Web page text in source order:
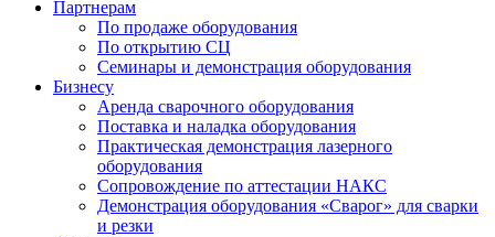
Партнерам
По продаже оборудования
По открытию СЦ
Семинары и демонстрация оборудования
Бизнесу
Аренда сварочного оборудования
Поставка и наладка оборудования
Практическая демонстрация лазерного
оборудования
Сопровождение по аттестации НАКС
Демонстрация оборудования «Сварог» для сварки
и резки